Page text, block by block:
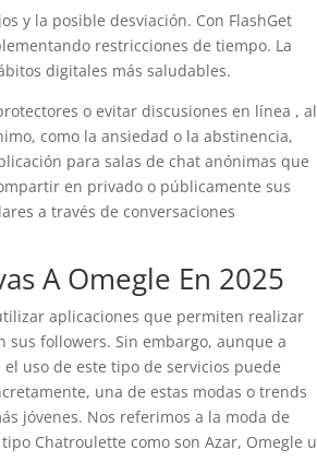
y la posible desviación. Con FlashGet
restricciones de tiempo. La
digitales más saludables.
o evitar discusiones en línea , al
como la ansiedad o la abstinencia,
para salas de chat anónimas que
en privado o públicamente sus
a través de conversaciones
A Omegle En 2025
aplicaciones que permiten realizar
sus followers. Sin embargo, aunque a
uso de este tipo de servicios puede
una de estas modas o trends
jóvenes. Nos referimos a la moda de
Chatroulette como son Azar, Omegle u